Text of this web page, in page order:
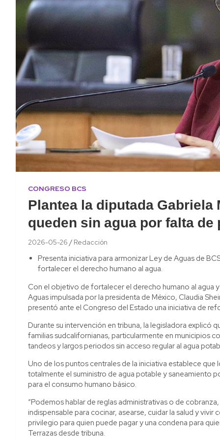
CONGRESO BCS
Plantea la diputada
queden sin agua por falta de
2026-05-26 Redacción
Presenta iniciativa para armonizar Ley de Aguas de
fortalecer el derecho humano al agua.
Con el objetivo de fortalecer el derecho humano al agua
Aguas impulsada por la presidenta de México, Claudia
presentó ante el Congreso del Estado una iniciativa de
Durante su intervención en tribuna, la legisladora explicó
familias sudcalifornianas, particularmente en municipios
tandeos y largos periodos sin acceso regular al agua
Uno de los puntos centrales de la iniciativa establece
totalmente el suministro de agua potable y saneamiento
para el consumo humano básico.
“Podemos hablar de reglas administrativas o de
indispensable para cocinar, asearse, cuidar la salud y
privilegio para quien puede pagar y una condena para
Terrazas desde tribuna.